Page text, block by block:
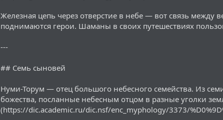
Железная цепь через отверстие в небе — вот связь
поднимаются герои. Шаманы в своих путешествиях
---
## Семь сыновей
Нуми-Торум — отец большого небесного семейства. Из
божества, посланные небесным отцом в разные уголки
(https://dic.academic.ru/dic.nsf/enc_myphology/3373/